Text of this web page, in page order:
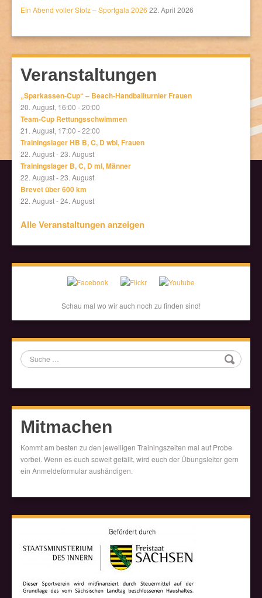
Ein Abend voller Stolz – Sportgala 2026 22. April 2026
Veranstaltungen
„Sparkassen-Cup“ – Beach-Handballturnier Frauen
20. August, 16:00 -20:00
Team-Cup Rettungsschwimmen
21. August, 17:00 -22:00
Trainingslager HB B, C, D wbl, Frauen
22. August-23. August
Trainingslager B, C, D ml, Männer
22. August-23. August
Brevet über 600 km
22. August-24. August
Alle Veranstaltungen anzeigen
Schau mal wo wir auch noch zu finden sind!
Suche
Mitmachen
Kommt am besten zu den jeweiligen Trainingszeiten mal auf Probe
vorbei. Wenn es euch soweit gefällt, wird euch der Übungsleiter gern
ein Anmeldeformular aushändigen.